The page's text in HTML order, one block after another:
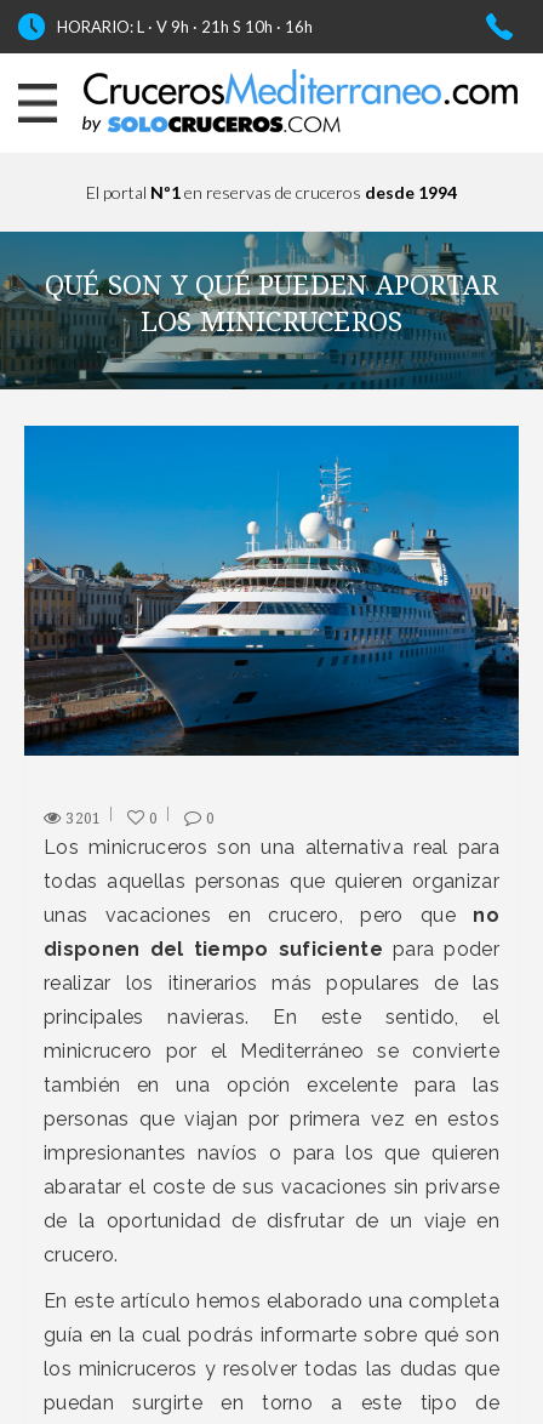
HORARIO: L · V 9h · 21h S 10h · 16h
El portal Nº1en reservas de cruceros desde 1994
QUÉ SON Y QUÉ PUEDEN APORTAR
LOS MINICRUCEROS
3201 0 0
Los minicruceros son una alternativa real para
todas aquellas personas que quieren organizar
unas vacaciones en crucero, pero que no
disponen del tiempo suficiente para poder
realizar los itinerarios más populares de las
principales navieras. En este sentido, el
minicrucero por el Mediterráneo se convierte
también en una opción excelente para las
personas que viajan por primera vez en estos
impresionantes navíos o para los que quieren
abaratar el coste de sus vacaciones sin privarse
de la oportunidad de disfrutar de un viaje en
crucero.
En este artículo hemos elaborado una completa
guía en la cual podrás informarte sobre qué son
los minicruceros y resolver todas las dudas que
puedan surgirte en torno a este tipo de